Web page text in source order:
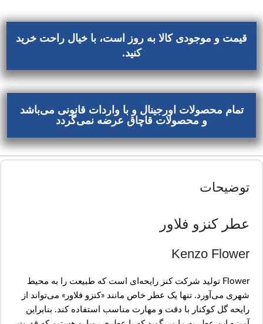
قیمت و موجودی کالا به روز است، با خیال راحت خرید
کنید.
تمام محصولات اورجینال و با واردات قانونی می‌باشد
و محصولات قاچاق عرضه نمی‌گردد
توضیحات
عطر کنزو فلاور
Kenzo Flower
Flower تولید شرکت کنز رایحه‌ای است که طبیعت را به محیط
شهری می‌آورد. تنها یک عطر خاص مانند «کنزو فلاور» می‌تواند از
رایحه گل کوکنار با دقت و مهارت مناسب استفاده کند. بنابراین